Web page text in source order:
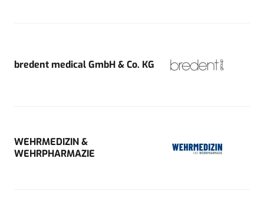
bredent medical GmbH & Co. KG
WEHRMEDIZIN &
WEHRPHARMAZIE